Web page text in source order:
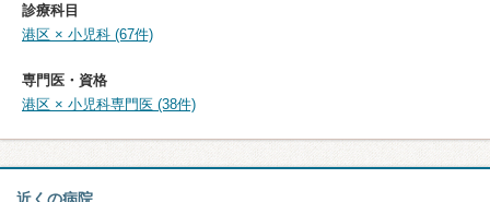
診療科目
港区 × 小児科 (67件)
専門医・資格
港区 × 小児科専門医 (38件)